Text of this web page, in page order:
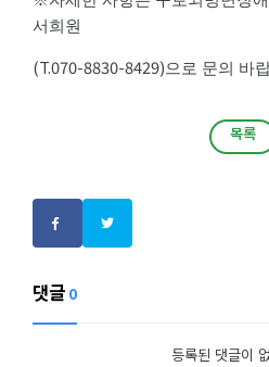
서희원
(T.070-8830-8429)으로 문의 바
목록
댓글 0
등록된 댓글이